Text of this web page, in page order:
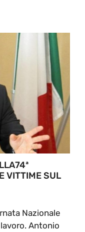
VITTIME SUL
Nazionale
Antonio